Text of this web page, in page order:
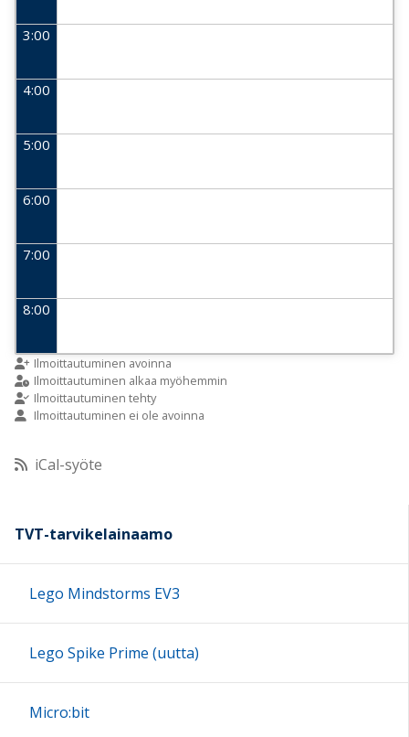
3:00
4:00
5:00
6:00
7:00
8:00
9:00
10:00
11:00
12:00
Ilmoittautuminen avoinna
Ilmoittautuminen alkaa myöhemmin
Ilmoittautuminen tehty
Ilmoittautuminen ei ole avoinna
iCal-syöte
TVT-tarvikelainaamo
Lego Mindstorms EV3
Lego Spike Prime (uutta)
Micro:bit